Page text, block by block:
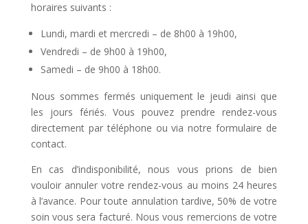
horaires suivants :
Lundi, mardi et mercredi – de 8h00 à 19h00,
Vendredi – de 9h00 à 19h00,
Samedi – de 9h00 à 18h00.
Nous sommes fermés uniquement le jeudi ainsi que
les jours fériés. Vous pouvez prendre rendez-vous
directement par téléphone ou via notre formulaire de
contact.
En cas d’indisponibilité, nous vous prions de bien
vouloir annuler votre rendez-vous au moins 24 heures
à l’avance. Pour toute annulation tardive, 50% de votre
soin vous sera facturé. Nous vous remercions de votre